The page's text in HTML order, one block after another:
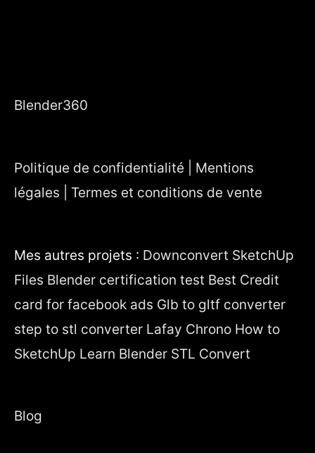
Blender360
Politique de confidentialité | Mentions
légales | Termes et conditions de vente
Mes autres projets : Downconvert SketchUp
Files Blender certification test Best Credit
card for facebook ads Glb to gltf converter
step to stl converter Lafay Chrono How to
SketchUp Learn Blender STL Convert
Blog